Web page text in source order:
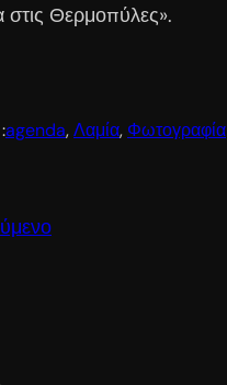
στις Θερμοπύλες».
agenda, Λαμία, Φωτογραφία